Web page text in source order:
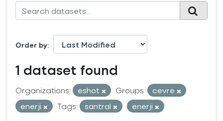
Order by
1 dataset found
Organizations: eshot Groups:
cevre
enerji
Tags: santral
enerji